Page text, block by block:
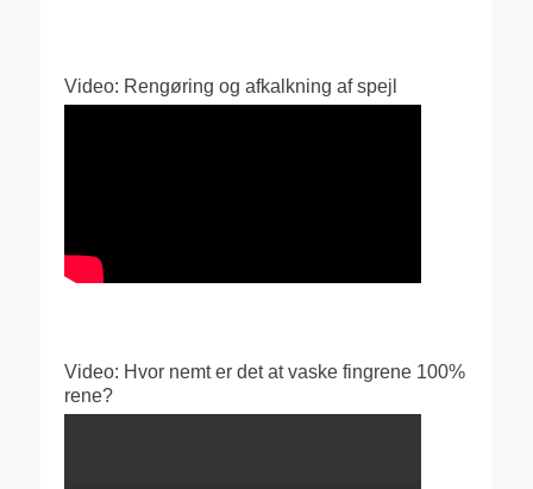
Video: Rengøring og afkalkning af spejl
Video: Hvor nemt er det at vaske fingrene 100%
rene?